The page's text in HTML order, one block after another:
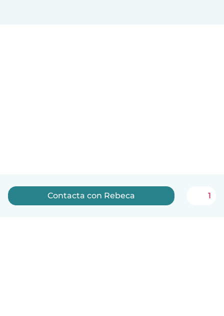
Contacta con Rebeca 1